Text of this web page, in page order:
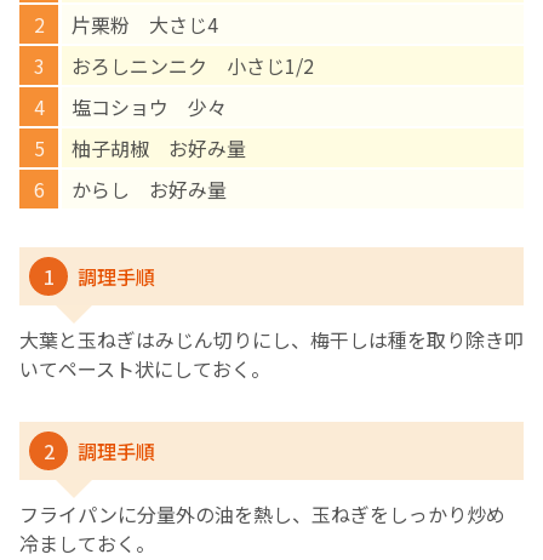
片栗粉 大さじ4
おろしニンニク 小さじ1/2
塩コショウ 少々
柚子胡椒 お好み量
からし お好み量
1 調理手順
大葉と玉ねぎはみじん切りにし、梅干しは種を取り除き叩
いてペースト状にしておく。
2 調理手順
フライパンに分量外の油を熱し、玉ねぎをしっかり炒め
冷ましておく。